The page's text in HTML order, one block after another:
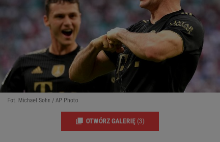
Fot. Michael Sohn / AP Photo
OTWÓRZ GALERIĘ (3)